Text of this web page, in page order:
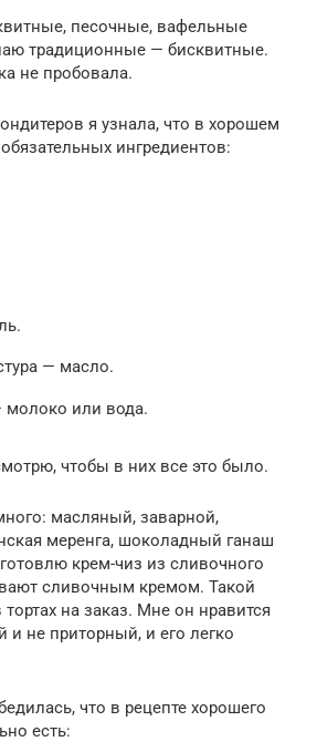
песочные, вафельные
традиционные — бисквитные.
не пробовала.
я узнала, что в хорошем
ингредиентов:
— масло.
или вода.
чтобы в них все это было.
масляный, заварной,
меренга, шоколадный ганаш
крем-чиз из сливочного
сливочным кремом. Такой
на заказ. Мне он нравится
и не приторный, и его легко
что в рецепте хорошего
есть: